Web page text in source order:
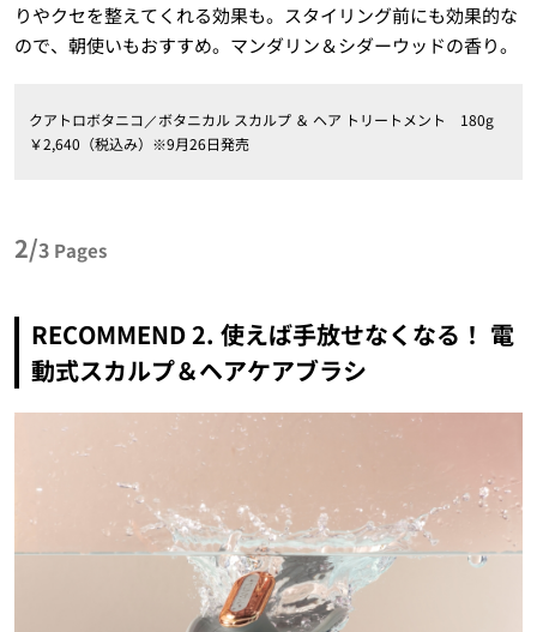
りやクセを整えてくれる効果も。スタイリング前にも効果的な
ので、朝使いもおすすめ。マンダリン＆シダーウッドの香り。
クアトロボタニコ／ボタニカル スカルプ ＆ ヘア トリートメント 180g
￥2,640（税込み）※9月26日発売
2/3 Pages
RECOMMEND 2. 使えば手放せなくなる！ 電
動式スカルプ＆ヘアケアブラシ